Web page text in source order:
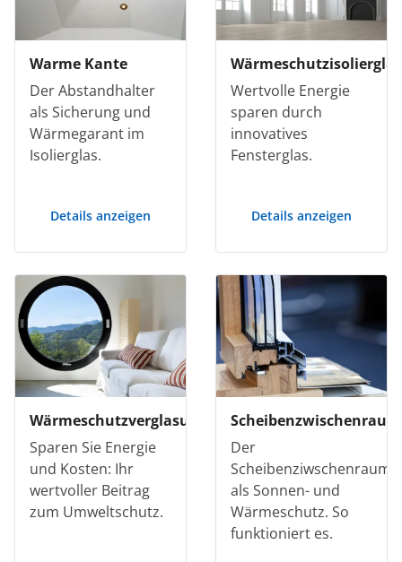
Warme Kante
Der Abstandhalter
als Sicherung und
Wärmegarant im
Isolierglas.
Details anzeigen
Wärmeschutzisolierglas
Wertvolle Energie
sparen durch
innovatives
Fensterglas.
Details anzeigen
Wärmeschutzverglasung
Sparen Sie Energie
und Kosten: Ihr
wertvoller Beitrag
zum Umweltschutz.
Scheibenzwischenraum
Der
Scheibenziwschenraum
als Sonnen- und
Wärmeschutz. So
funktioniert es.